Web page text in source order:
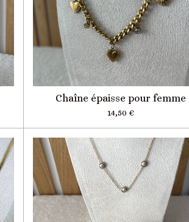
Chaîne épaisse pour femme
14,50 €